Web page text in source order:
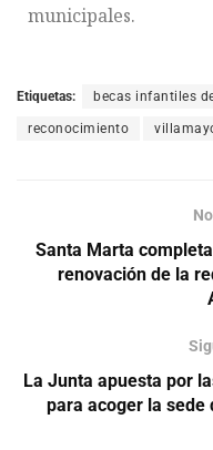
municipales.
Etiquetas: becas infantiles
reconocimiento
Santa Marta
renovación de la
La Junta apuesta por
para acoger la sede